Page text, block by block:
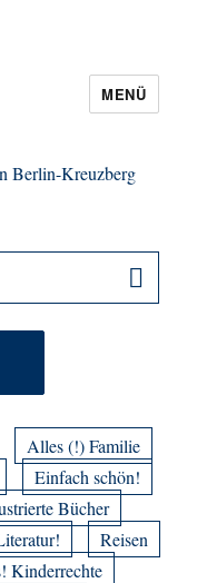
in
MENÜ
Alles (!) Familie
Einfach schön!
Bücher
Reisen
Kinderrechte